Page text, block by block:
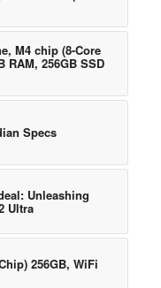
M4 chip (8-Core
RAM, 256GB SSD
Specs
Unleashing
Ultra
256GB, WiFi